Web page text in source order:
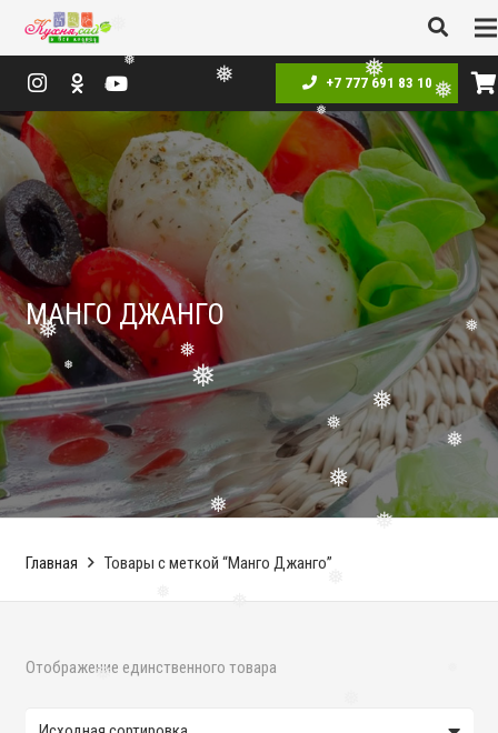
❅
❅
❅
❅ ❅
❅
❅
❅
❅
❅
❅
❅
❅
❅
+7 777 691 83 10
МАНГО ДЖАНГО
Главная Товары с меткой “Манго Джанго”
Отображение единственного товара